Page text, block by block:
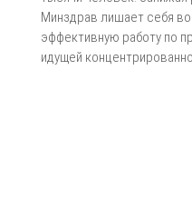
Минздрав лишает себя
эффективную работу по
идущей